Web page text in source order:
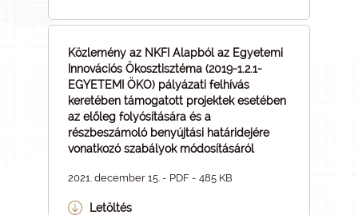
Közlemény az NKFI Alapból az Egyetemi
Innovációs Ökosztisztéma (2019-1.2.1-
EGYETEMI ÖKO) pályázati felhívás
keretében támogatott projektek esetében
az előleg folyósítására és a
részbeszámoló benyújtási határidejére
vonatkozó szabályok módosításáról
2021. december 15. - PDF - 485 KB
Letöltés